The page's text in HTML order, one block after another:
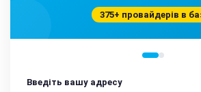
375+ провайдерів в
Введіть вашу адресу